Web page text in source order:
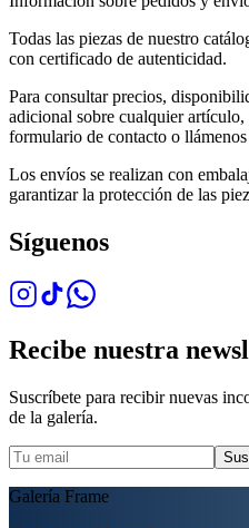
Todas las piezas de nuestro
con certificado de autenticidad.
Para consultar precios,
adicional sobre cualquier
formulario de contacto o
Los envíos se realizan con
garantizar la protección de las
Síguenos
Recibe nuestra
Suscríbete para recibir nuevas
de la galería.
Galería Frame